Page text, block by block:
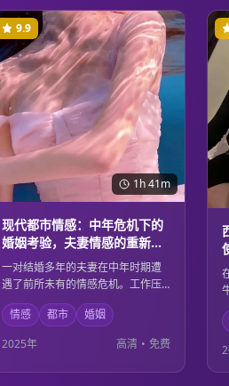
1h 41m
9.9
现代都市情感：中年危机下的
婚姻考验，夫妻情感的重新审
视与修复
一对结婚多年的夫妻在中年时期遭
遇了前所未有的情感危机。工作压
力、家庭责任、个人理想的冲突让
他们的婚姻面临严峻考验。通过深
入的情感交流和相互理解，他们最
终找到了重新点燃爱情火花的方
情感 都市
婚姻
2025年
高清 • 免费